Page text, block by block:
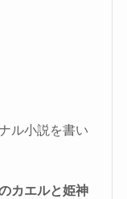
ル小説を書い
カエルと姫神